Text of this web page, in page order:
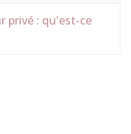
privé : qu'est-ce